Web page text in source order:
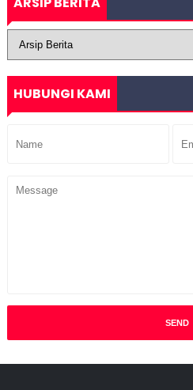
HUBUNGI KAMI